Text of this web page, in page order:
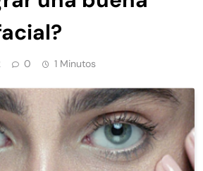
0 1 Minutos